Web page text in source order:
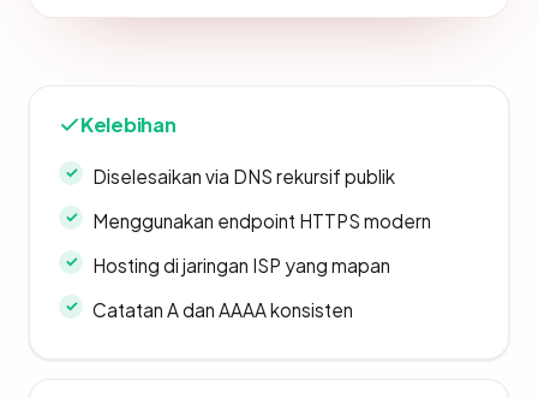
Kelebihan
Diselesaikan via DNS rekursif publik
Menggunakan endpoint HTTPS modern
Hosting di jaringan ISP yang mapan
Catatan A dan AAAA konsisten